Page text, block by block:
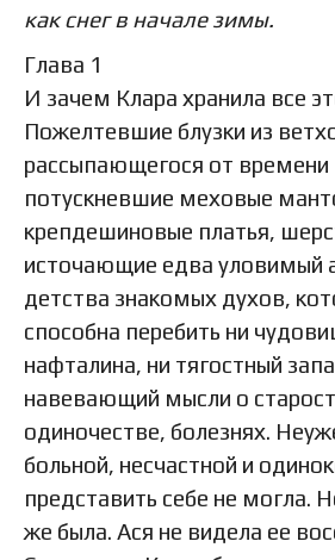
как снег в начале зимы.
Глава 1
И зачем Клара хранила все
Пожелтевшие блузки из
рассыпающегося от времени
потускневшие меховые
крепдешиновые платья,
источающие едва уловимый
детства знакомых духов,
способна перебить ни
нафталина, ни тягостный
навевающий мысли о
одиночестве, болезнях.
больной, несчастной и
представить себе не могла.
же была. Ася не видела ее